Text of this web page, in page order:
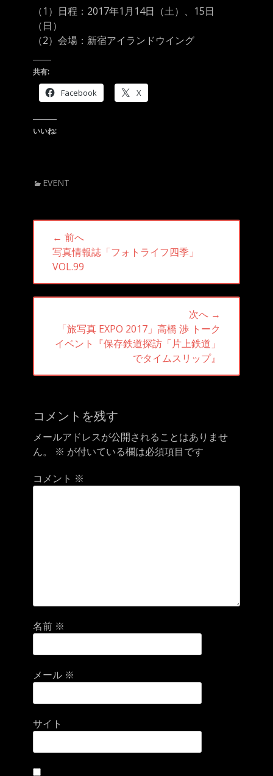
（1）日程：2017年1月14日（土）、15日
（日）
（2）会場：新宿アイランドウイング
共有:
Facebook X
いいね:
カ
リ
EVENT
投
ゲ
← 前へ
前
の
投
稿:
写真情報誌「フォトライフ四季」
VOL.99
次へ →
の
稿:
「旅写真 EXPO 2017」高橋 渉 トーク
イベント『保存鉄道探訪「片上鉄道」
でタイムスリップ』
コメントを残す
メールアドレスが公開されることはありませ
ん。
※ が付いている欄は必須項目です
コメント ※
名前 ※
メール ※
サイト